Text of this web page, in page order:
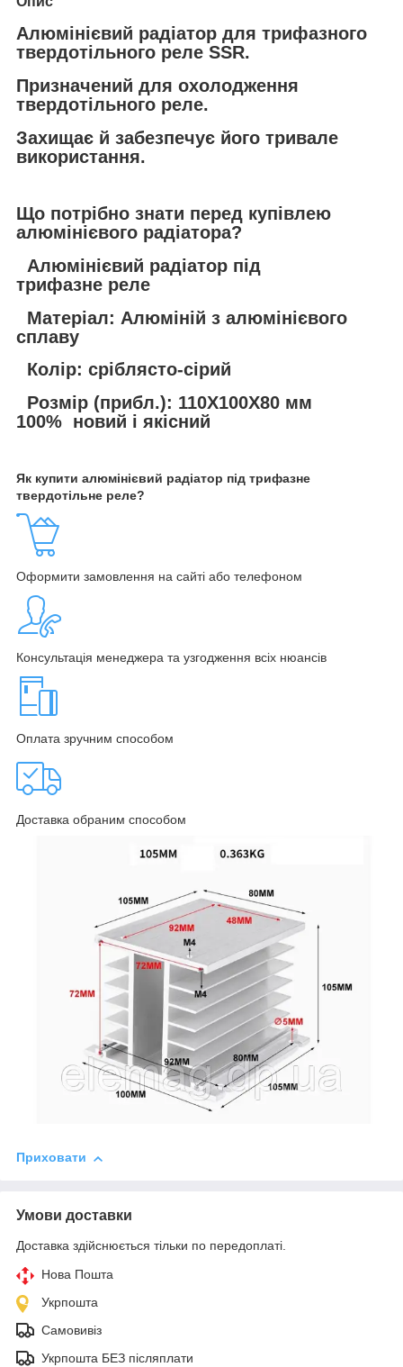
Алюмінієвий радіатор для трифазного
твердотільного реле SSR.
Призначений для охолодження
твердотільного реле.
Захищає й забезпечує його тривале
використання.
Що потрібно знати перед купівлею
алюмінієвого радіатора?
Алюмінієвий радіатор під
трифазне реле
Матеріал: Алюміній з алюмінієвого
сплаву
Колір: сріблясто-сірий
Розмір (прибл.): 110X100X80 мм
100% новий і якісний
Як купити алюмінієвий радіатор під трифазне
твердотільне реле?
Оформити замовлення на сайті або телефоном
Консультація менеджера та узгодження всіх нюансів
Оплата зручним способом
Доставка обраним способом
Приховати
Умови доставки
Доставка здійснюється тільки по передоплаті.
Нова Пошта
Укрпошта
Самовивіз
Укрпошта БЕЗ післяплати